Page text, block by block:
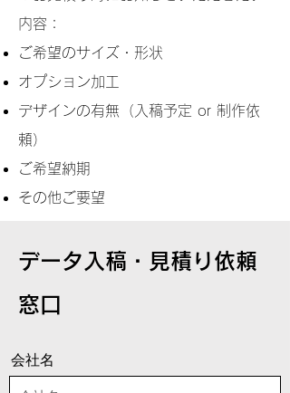
内容：
ご希望のサイズ・形状
オプション加工
デザインの有無（入稿予定 or 制作依
頼）
ご希望納期
その他ご要望
データ入稿・見積り依頼
窓口
会社名